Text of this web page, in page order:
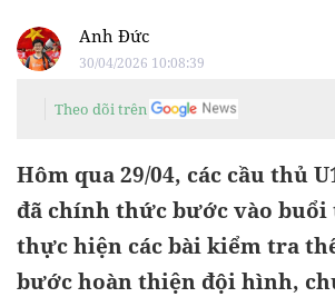
Anh Đức
30/04/2026 10:08:39
Theo dõi trên
Hôm qua 29/04, các cầu thủ
đã chính thức bước vào buổi
thực hiện các bài kiểm tra
bước hoàn thiện đội hình,